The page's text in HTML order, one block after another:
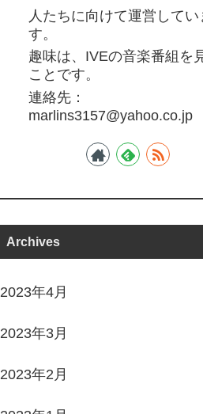
人たちに向けて運営してい
す。
趣味は、IVEの音楽番組を
ことです。
連絡先：
marlins3157@yahoo.co.jp
Archives
2023年4月
2023年3月
2023年2月